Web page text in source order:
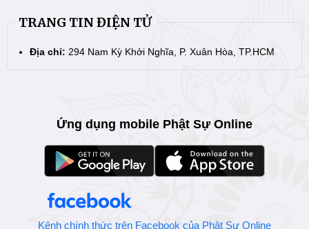
TRANG TIN ĐIỆN TỬ
Địa chỉ: 294 Nam Kỳ Khởi Nghĩa, P. Xuân Hòa, TP.HCM
Ứng dụng mobile Phật Sự Online
Kênh chính thức trên Facebook của Phật Sự Online